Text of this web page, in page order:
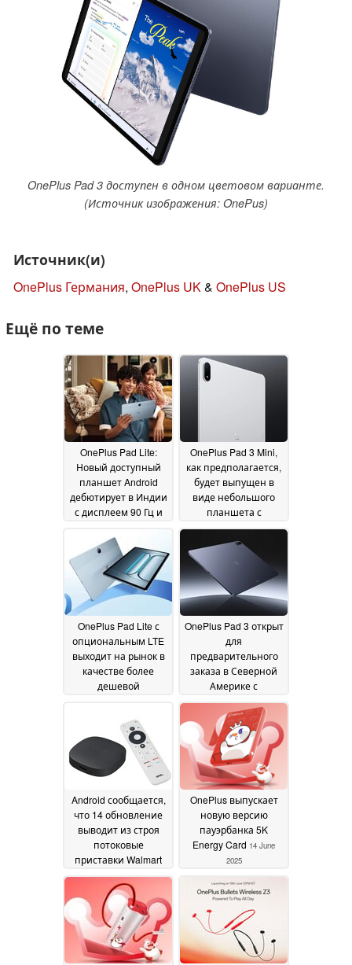
OnePlus Pad 3 доступен в одном цветовом варианте.
(Источник изображения: OnePus)
Источник(и)
OnePlus Германия, OnePlus UK& OnePlus US
Ещё по теме
OnePlus Pad Lite:
Новый доступный
планшет Android
дебютирует в Индии
с дисплеем 90 Гц и
24 July 2025
OnePlus Pad 3 Mini,
как предполагается,
будет выпущен в
виде небольшого
планшета с
Snapdragon 8 Elite
Gen 221 July 2025
OnePlus Pad Lite с
опциональным LTE
выходит на рынок в
качестве более
дешевой
2025
OnePlus Pad 3 открыт
для
предварительного
заказа в Северной
Америке с
бесплатными
подарками
стоимостью до ~$300
28 June 2025
Android сообщается,
что 14 обновление
выводит из строя
потоковые
приставки Walmart
Onn 4K и Onn 4K Pro
Google TV22 June 2025
OnePlus выпускает
новую версию
пауэрбанка 5K
Energy Card 14 June
2025